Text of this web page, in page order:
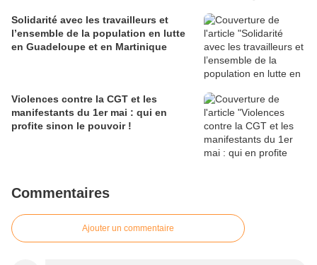
Solidarité avec les travailleurs et
l’ensemble de la population en lutte
en Guadeloupe et en Martinique
Violences contre la CGT et les
manifestants du 1er mai : qui en
profite sinon le pouvoir !
Commentaires
Ajouter un commentaire